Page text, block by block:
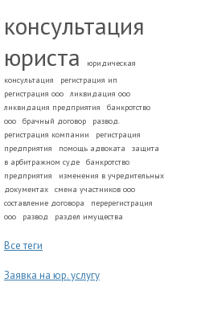
консультация
юриста
юридическая
консультация
регистрация ип
регистрация ооо
ликвидация ооо
ликвидация предприятия
банкротство
ооо
брачный договор
развод.
регистрация компании
регистрация
предприятия
помощь адвоката
защита
в арбитражном суде
банкротство
предприятия
изменения в учредительных
документах
смена участников ооо
составление договора
перерегистрация
ооо
развод раздел имущества
Все теги
Заявка на юр. услугу